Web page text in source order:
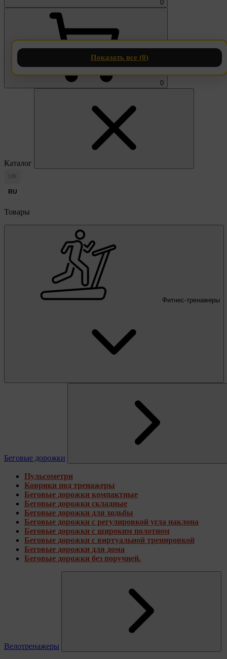
Показать все (0)
0
0
Каталог
UK
RU
Товары
Фитнес-тренажеры
Беговые дорожки
Пульсометри
Коврики под тренажеры
Беговые дорожки компактные
Беговые дорожки складные
Беговые дорожки для ходьбы
Беговые дорожки с регулировкой угла наклона
Беговые дорожки с широким полотном
Беговые дорожки с виртуальной тренировкой
Беговые дорожки для дома
Беговые дорожки без поручней.
Велотренажеры